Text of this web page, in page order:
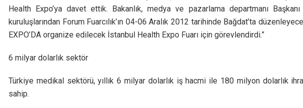
Health Expo’ya davet ettik. Bakanlık, medya ve pazarlama departmanı
kuruluşlarından Forum Fuarcılık’ın 04-06 Aralık 2012 tarihinde Bağdat’ta
EXPO’DA organize edilecek İstanbul Health Expo Fuarı için görevlendirdi.”
6 milyar dolarlık sektör
Türkiye medikal sektörü, yıllık 6 milyar dolarlık iş hacmi ile 180 milyon dolarlık
sahip.